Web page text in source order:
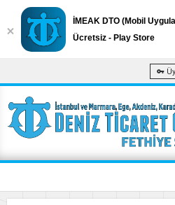
İMEAK DTO (Mobil
Ücretsiz - Play Store